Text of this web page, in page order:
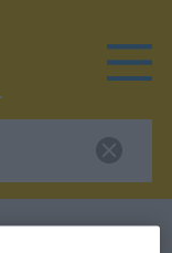
hillside